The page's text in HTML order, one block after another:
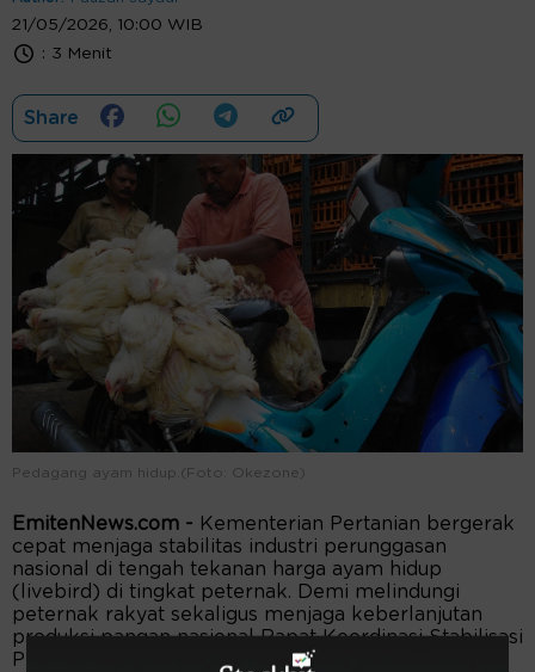
21/05/2026, 10:00 WIB
: 3 Menit
Share
Pedagang ayam hidup.(Foto: Okezone)
EmitenNews.com - Kementerian Pertanian bergerak
cepat menjaga stabilitas industri perunggasan
nasional di tengah tekanan harga ayam hidup
(livebird) di tingkat peternak. Demi melindungi
peternak rakyat sekaligus menjaga keberlanjutan
produksi pangan nasional Rapat Koordinasi Stabilisasi
Perunggasan Nasional yang digelar di Kantor